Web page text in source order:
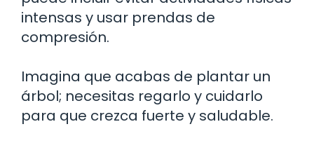
intensas y usar prendas de
compresión.
Imagina que acabas de plantar un
árbol; necesitas regarlo y cuidarlo
para que crezca fuerte y saludable.